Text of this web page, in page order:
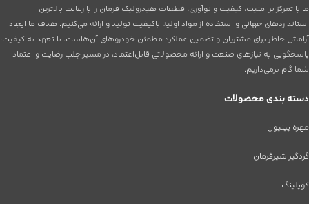
ما با تمرکز بر امنیت، کیفیت و نوآوری، قطعات هیدرولیک فرمان را با رعایت بالاترین
استانداردهای جهانی و استفاده از مواد اولیه باکیفیت تولید و ارائه می‌کنیم. هدف ما ایجاد
آرامش خاطر برای مشتریان و تضمین عملکرد مطمئن خودروهای آن‌هاست. با تعهد به کیفیت،
پاسخگویی به نیازهای صنعت و ارائه محصولاتی قابل‌اعتماد، در مسیر جلب رضایت و اعتماد
شما گام برمی‌داریم.
دسته بندی محصولات
مهره پینیون
گردگیر شیرفرمان
کوپلینگ